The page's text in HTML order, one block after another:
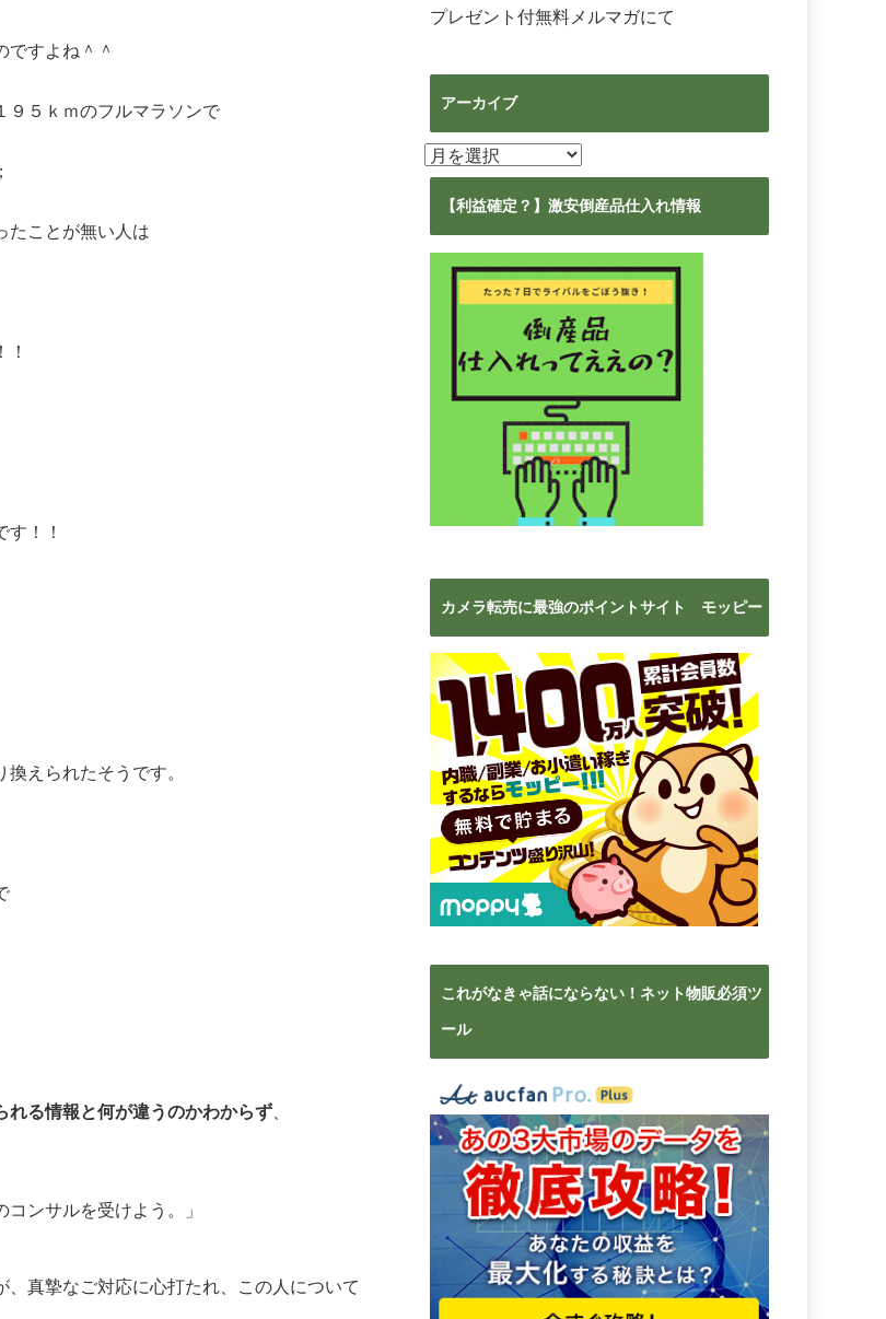
ですよね＾＾
９５ｋｍのフルマラソンで
たことが無い人は
！！
えられたそうです。
れる情報と何が違うのかわからず
ンサルを受けよう。」
真摯なご対応に心打たれ、この人について
プレゼント付無料メルマガにて
アーカイブ
ア
ー
【利益確定？】激安倒産品仕入れ情報
カメラ転売に最強のポイントサイト モッピー
これがなきゃ話にならない！ネット物販必須ツ
ール